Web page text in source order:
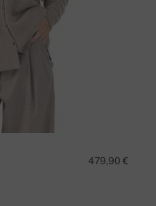
479,90 €